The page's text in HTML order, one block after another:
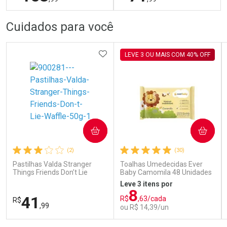
FECHAR
Laboratório
Comprar sem Desconto
Por R$ 153,99/cada
FECHAR
Por Menos
Comprar sem Desconto
Por R$ 153,99/cada
Comprar sem Desconto
Por R$ 71,99/cada
Por Menos
Comprar sem Desconto
Por R$ 71,99/cada
Cuidados para você
(2)
Pastilhas Valda Stranger
Things Friends Don’t Lie
R$41 ,99
ADICIONAR AOS FAVORITOS
COMPRAR
(30)
Toalhas Umedecidas Ever
Baby Camomila 48 Unidades
LEVE 3 OU MAIS COM 40% OFF
Leve 3 itens por
R$8,63/cada
ou R$ 14,39/un
COMPRAR